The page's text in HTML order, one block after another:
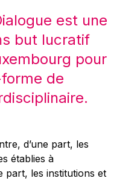
est une
but lucratif
pour
de
d’une part, les
établies à
part, les institutions et